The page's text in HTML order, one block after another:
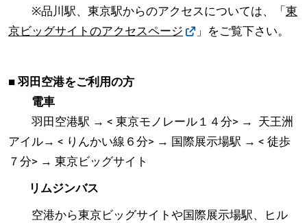
※品川駅、東京駅からのアクセスについては、「 東
京ビッグサイトのアクセスページ
」をご覧下さい。
■ 羽田空港をご利用の方
電車
羽田空港駅 → < 東京モノレール１４分> → 天王洲
アイル→ < りんかい線６分> → 国際展示場駅 → < 徒歩
７分> → 東京ビッグサイト
リムジンバス
空港から東京ビッグサイトや国際展示場駅、ヒル